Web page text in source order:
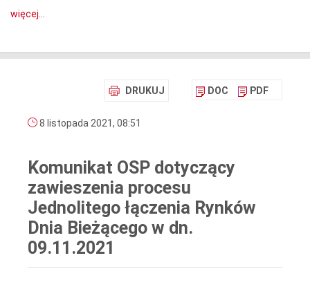
więcej...
DRUKUJ DOC PDF
8 listopada 2021, 08:51
Komunikat OSP dotyczący
zawieszenia procesu
Jednolitego łączenia Rynków
Dnia Bieżącego w dn.
09.11.2021